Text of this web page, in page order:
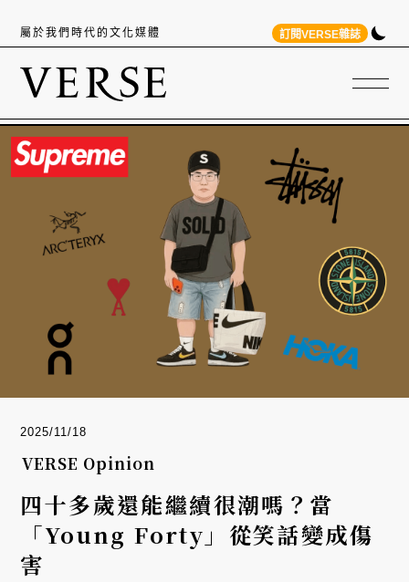
屬於我們時代的文化媒體 訂閱VERSE雜誌
2025/11/18
VERSE Opinion
四十多歲還能繼續很潮嗎？當
「Young Forty」從笑話變成傷
害